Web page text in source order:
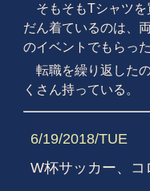
そもそもTシャツ
だん着ているのは、
のイベントでもらった
転職を繰り返した
くさん持っている。
6/19/2018/TUE
W杯サッカー、コ